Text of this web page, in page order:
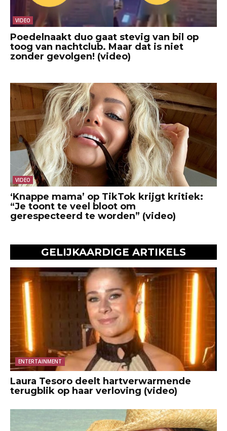
VIDEO
Poedelnaakt duo gaat stevig van bil op
toog van nachtclub. Maar dat is niet
zonder gevolgen! (video)
VIDEO
‘Knappe mama’ op TikTok krijgt kritiek:
“Je toont te veel bloot om
gerespecteerd te worden” (video)
GELIJKAARDIGE ARTIKELS
ENTERTAINMENT
Laura Tesoro deelt hartverwarmende
terugblik op haar verloving (video)